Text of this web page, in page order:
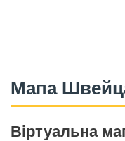
Мапа
Віртуальна